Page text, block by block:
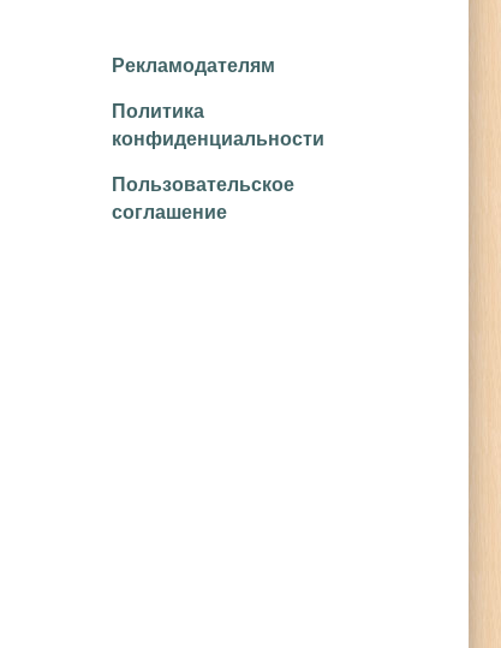
Рекламодателям
Политика
конфиденциальности
Пользовательское
соглашение